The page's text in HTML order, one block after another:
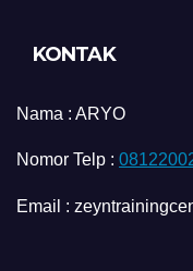
KONTAK
Nama : ARYO
Nomor Telp :
Email :